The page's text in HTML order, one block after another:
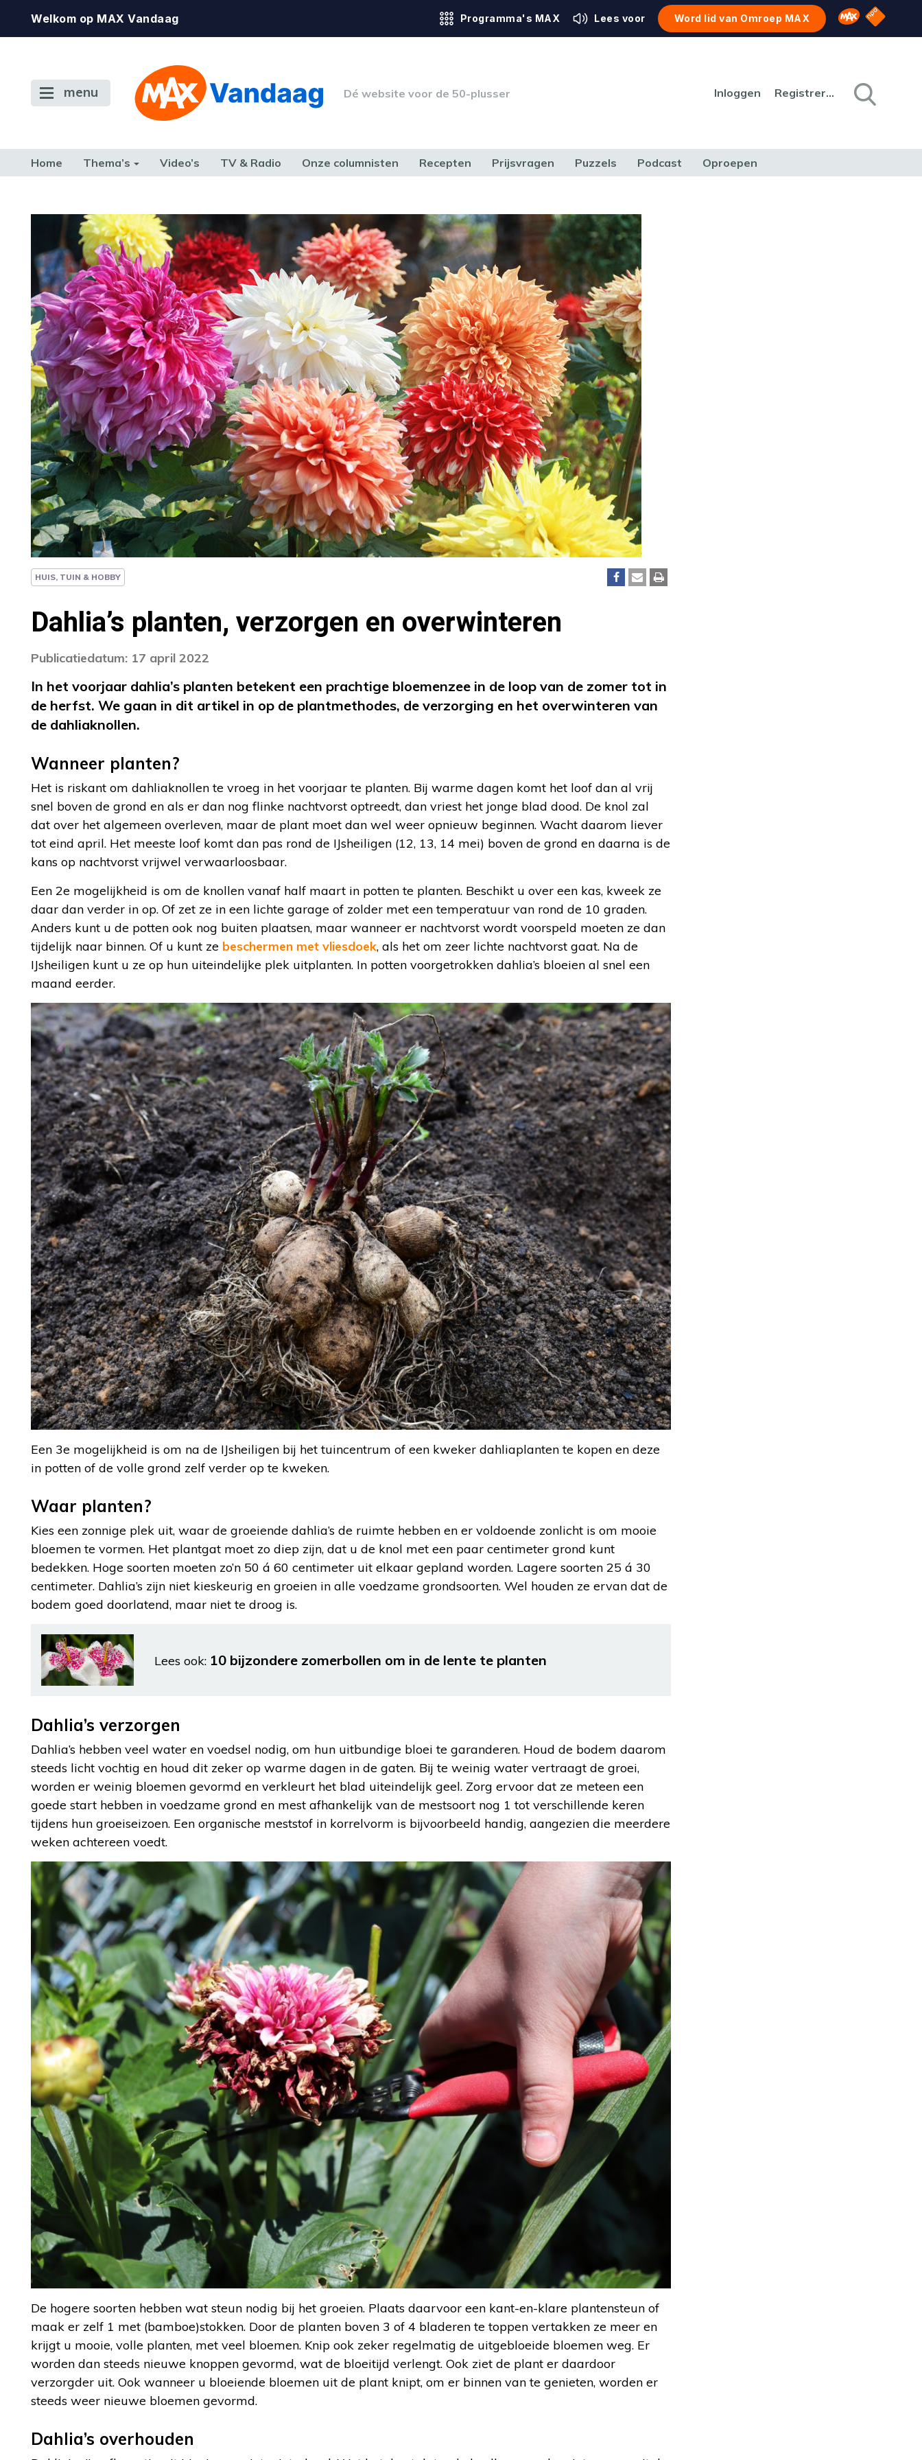
Welkom op MAX Vandaag Programma's MAX Lees voor Word lid van Omroep MAX Omroep MAX
NPO
menu Dé website voor de 50-plusser Inloggen Registreren
Home Thema’s Video’s TV & Radio Onze columnisten Recepten Prijsvragen Puzzels Podcast Oproepen
HUIS, TUIN & HOBBY
Dahlia’s planten, verzorgen en overwinteren
Publicatiedatum: 17 april 2022
In het voorjaar dahlia’s planten betekent een prachtige bloemenzee in de loop van de zomer tot in
de herfst. We gaan in dit artikel in op de plantmethodes, de verzorging en het overwinteren van
de dahliaknollen.
Wanneer planten?
Het is riskant om dahliaknollen te vroeg in het voorjaar te planten. Bij warme dagen komt het loof dan al vrij
snel boven de grond en als er dan nog flinke nachtvorst optreedt, dan vriest het jonge blad dood. De knol zal
dat over het algemeen overleven, maar de plant moet dan wel weer opnieuw beginnen. Wacht daarom liever
tot eind april. Het meeste loof komt dan pas rond de IJsheiligen (12, 13, 14 mei) boven de grond en daarna is de
kans op nachtvorst vrijwel verwaarloosbaar.
Een 2e mogelijkheid is om de knollen vanaf half maart in potten te planten. Beschikt u over een kas, kweek ze
daar dan verder in op. Of zet ze in een lichte garage of zolder met een temperatuur van rond de 10 graden.
Anders kunt u de potten ook nog buiten plaatsen, maar wanneer er nachtvorst wordt voorspeld moeten ze dan
tijdelijk naar binnen. Of u kunt ze beschermen met vliesdoek, als het om zeer lichte nachtvorst gaat. Na de
IJsheiligen kunt u ze op hun uiteindelijke plek uitplanten. In potten voorgetrokken dahlia’s bloeien al snel een
maand eerder.
Een 3e mogelijkheid is om na de IJsheiligen bij het tuincentrum of een kweker dahliaplanten te kopen en deze
in potten of de volle grond zelf verder op te kweken.
Waar planten?
Kies een zonnige plek uit, waar de groeiende dahlia’s de ruimte hebben en er voldoende zonlicht is om mooie
bloemen te vormen. Het plantgat moet zo diep zijn, dat u de knol met een paar centimeter grond kunt
bedekken. Hoge soorten moeten zo’n 50 á 60 centimeter uit elkaar gepland worden. Lagere soorten 25 á 30
centimeter. Dahlia’s zijn niet kieskeurig en groeien in alle voedzame grondsoorten. Wel houden ze ervan dat de
bodem goed doorlatend, maar niet te droog is.
Lees ook: 10 bijzondere zomerbollen om in de lente te planten
Dahlia’s verzorgen
Dahlia’s hebben veel water en voedsel nodig, om hun uitbundige bloei te garanderen. Houd de bodem daarom
steeds licht vochtig en houd dit zeker op warme dagen in de gaten. Bij te weinig water vertraagt de groei,
worden er weinig bloemen gevormd en verkleurt het blad uiteindelijk geel. Zorg ervoor dat ze meteen een
goede start hebben in voedzame grond en mest afhankelijk van de mestsoort nog 1 tot verschillende keren
tijdens hun groeiseizoen. Een organische meststof in korrelvorm is bijvoorbeeld handig, aangezien die meerdere
weken achtereen voedt.
De hogere soorten hebben wat steun nodig bij het groeien. Plaats daarvoor een kant-en-klare plantensteun of
maak er zelf 1 met (bamboe)stokken. Door de planten boven 3 of 4 bladeren te toppen vertakken ze meer en
krijgt u mooie, volle planten, met veel bloemen. Knip ook zeker regelmatig de uitgebloeide bloemen weg. Er
worden dan steeds nieuwe knoppen gevormd, wat de bloeitijd verlengt. Ook ziet de plant er daardoor
verzorgder uit. Ook wanneer u bloeiende bloemen uit de plant knipt, om er binnen van te genieten, worden er
steeds weer nieuwe bloemen gevormd.
Dahlia’s overhouden